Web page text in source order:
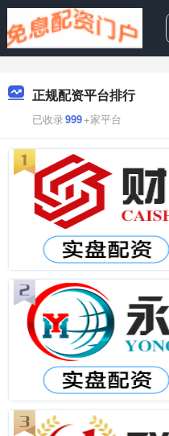
正规配资平台排行
已收录999+家平台